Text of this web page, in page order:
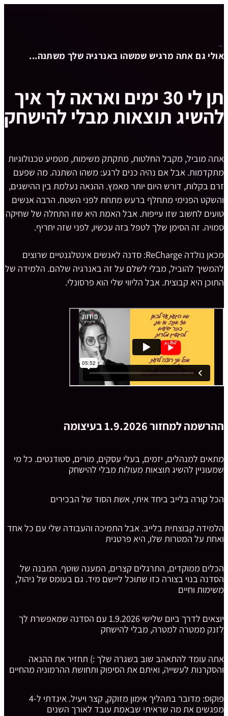
אולי גם אתה מרגיש שמשהו באנרגיה שלך משתנה...
תן לי 30 ימים ואראה לך איך
להשיג תוצאות מבלי להישחק
אתה מוביל, מקבל החלטות, מתקתק משימות, מטמיע טכנולוגיות
מתקדמות. אבל אם נהיה כנים לרגע: משהו השתנה. מה שפעם
זרם בקלות, דורש היום יותר מאמץ. ההנאה נעלמת בין ההישגים,
והשקט הפנימי מתחלף ברעש מתחת לפני השטח. הרבה אנשים
טועים לחשוב שזו עייפות. אבל האמת היא שזו התחלה של שחיקה
סמויה. זה הסימן שלך לטפל בזה עכשיו, לפני שזה יחריף.
מכאן נולדה ReCharge: סדנה לאנשים אינטלגנטיים שרוצים
להמשיך להוביל, מבלי לשלם על זה באנרגיה שלהם. הלמידה של
התוכן היא קבוצית. אבל הליווי שלי הוא פרסונלי.
ההרשמה למחזור 1.9.2026 בעיצומה
מתאים למנהלים, יזמים, בעלי עסקים, מורים, סטודנטים. כל מי
שמעוניין להשיג תוצאות מעולות מבלי להישחק
הכל קורה בלייב ביחד איתי, אשת הסוד של הבכירים
הלמידה קבוצתית בלייב. אבל התמיכה והעבודה שלי עם כל אחד
ואחת על המטרות שלו, היא פרטנית
הכלים ממוקדים, התרגלים קצרים, המענה שוטף. המבנה של
הסדנה בנוי בצורה כזו שתוכל ליישם מיד. גם בעומס של ניהול,
משימות וחיים
יוצאים לדרך ביום שלישי 1.9.2026 עם הסדנה שמאפשרת לך
לזנק ממטרה למטרה, מבלי להישחק
אתה עומד להתאהב שוב בשגרה שלך :) תחזיר את ההנאה
והסקרנות לעשייה, ואיתם את הסיפוק ותחושת ההרמוניה מהחיים
פוקוס: מדובר בתהליך אימון מזוקק, קצר ויעיל. איגדתי ל-4
מפגשים את מה שראיתי שבאמת עובד לאורך השנים